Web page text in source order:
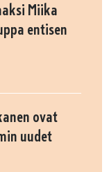
Miika
entisen
ovat
uudet